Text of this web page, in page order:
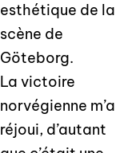
esthétique de la
scène de
Göteborg.
La victoire
norvégienne m’a
réjoui, d’autant